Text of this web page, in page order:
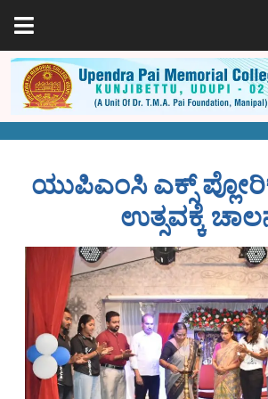
ಯುಪಿಎಂಸಿ ಎಕ್ಸ್
ಉತ್ಸವಕ್ಕೆ